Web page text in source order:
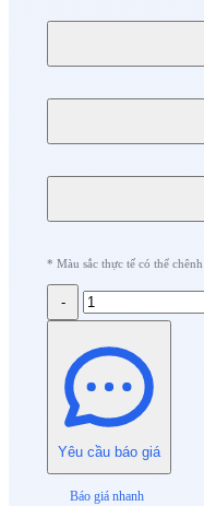
* Màu sắc thực tế có thể
-
Yêu cầu báo giá
Báo giá nhanh